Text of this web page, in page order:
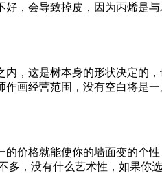
，会导致掉皮，因为丙烯是
，这是树本身的形状决定的
画经营范围，没有空白将是
价格就能使你的墙面变的个
多，没有什么艺术性，如果你